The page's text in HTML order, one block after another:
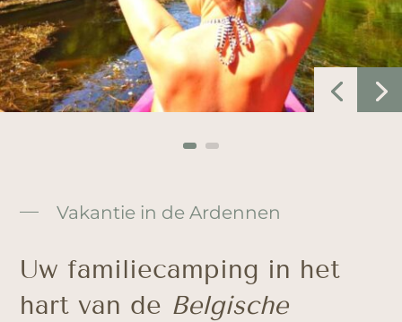
Vakantie in de Ardennen
Uw familiecamping in het
hart van de Belgische